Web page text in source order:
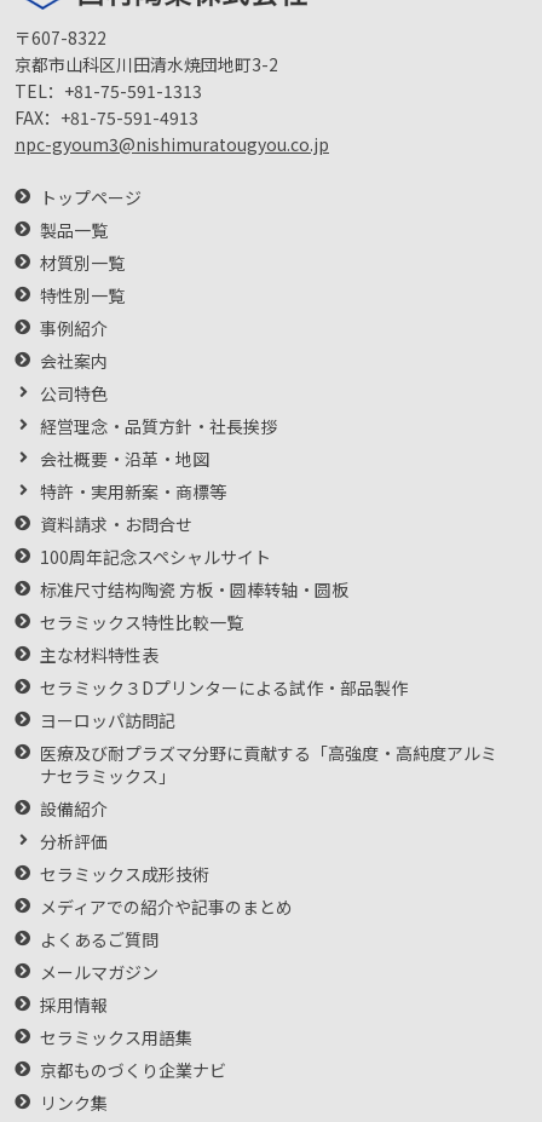
〒607-8322
京都市山科区川田清水焼団地町3-2
TEL： +81-75-591-1313
FAX： +81-75-591-4913
npc-gyoum3@nishimuratougyou.co.jp
トップページ
製品一覧
材質別一覧
特性別一覧
事例紹介
会社案内
公司特色
経営理念・品質方針・社長挨拶
会社概要・沿革・地図
特許・実用新案・商標等
資料請求・お問合せ
100周年記念スペシャルサイト
标准尺寸结构陶瓷 方板・圆棒转轴・圆板
セラミックス特性比較一覧
主な材料特性表
セラミック３Dプリンターによる試作・部品製作
ヨーロッパ訪問記
医療及び耐プラズマ分野に貢献する「高強度・高純度アルミ
ナセラミックス」
設備紹介
分析評価
セラミックス成形技術
メディアでの紹介や記事のまとめ
よくあるご質問
メールマガジン
採用情報
セラミックス用語集
京都ものづくり企業ナビ
リンク集